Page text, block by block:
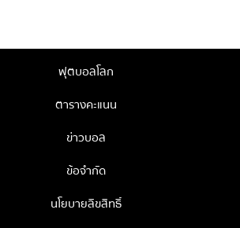
ฟุตบอลโลก
ตารางคะแนน
ข่าวบอล
ข้อจำกัด
นโยบายลิขสิทธิ์